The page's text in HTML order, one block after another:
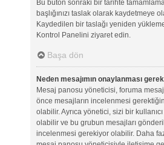
Bu buton sonraki bir tarihte
başlığınızı taslak olarak kaydetmeye
Kaydedilen bir taslağı yeniden
Kontrol Panelini ziyaret edin.
Başa dön
Neden mesajımın onaylanması
Mesaj panosu yöneticisi, foruma
önce mesajların incelenmesi
olabilir. Ayrıca yönetici, sizi bir
olabilir ve bu grubun mesajları
incelenmesi gerekiyor olabilir. Daha